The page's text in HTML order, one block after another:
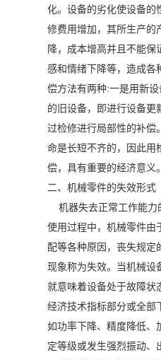
化。设备的劣化使设备的
修费用增加，其所生产的
降，成本增高并且不能保
感和情绪下降等，造成各
偿方法有两种:一是用新
的旧设备，即进行设备更
过检修进行局部性的补偿
命是长短不齐的，因此用
偿，具有重要的经济意义。
二、机械零件的失效形式
机器失去正常工作能力
使用过程中，机械零件由
配等各种原因，丧失规定
现象称为失效。当机械设
就意味着设备处于故障状
经济技术指标部分或全部
如功率下降、精度降低、
定等级或发生强烈振动、